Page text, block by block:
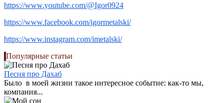
https://www.youtube.com/@Igor0924
https://www.facebook.com/igormetalski/
https://www.instagram.com/imetalski/
Популярные статьи
Песня про Дахаб
Было в моей жизни такое интересное событие: как-то мы,
компания...